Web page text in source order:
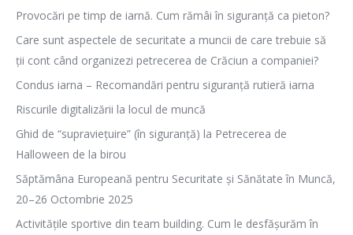
Provocări pe timp de iarnă. Cum rămâi în siguranță ca pieton?
Care sunt aspectele de securitate a muncii de care trebuie să
ții cont când organizezi petrecerea de Crăciun a companiei?
Condus iarna – Recomandări pentru siguranță rutieră iarna
Riscurile digitalizării la locul de muncă
Ghid de “supraviețuire” (în siguranță) la Petrecerea de
Halloween de la birou
Săptămâna Europeană pentru Securitate și Sănătate în Muncă,
20–26 Octombrie 2025
Activitățile sportive din team building. Cum le desfășurăm în